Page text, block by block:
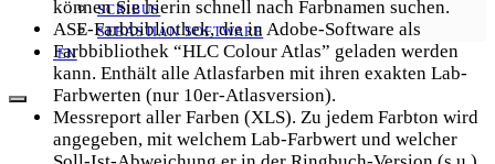
SCRIBUS
SEBASTIAN SOFTWARE
EN
können Sie hierin schnell nach Farbnamen suchen.
ASE-Farbbibliothek, die in Adobe-Software als
Farbbibliothek “HLC Colour Atlas” geladen werden
kann. Enthält alle Atlasfarben mit ihren exakten Lab-
Farbwerten (nur 10er-Atlasversion).
Messreport aller Farben (XLS). Zu jedem Farbton wird
angegeben, mit welchem Lab-Farbwert und welcher